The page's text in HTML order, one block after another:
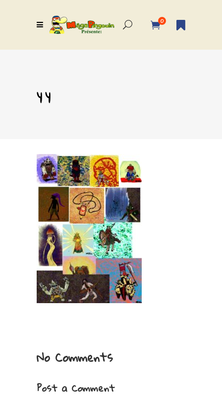
0
y y
No Comments
Post a Comment